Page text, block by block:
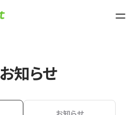
お知らせ